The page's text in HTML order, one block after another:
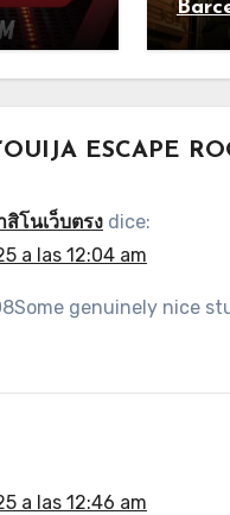
ESCAPE
โนเว็บตรง dice:
a las 12:04 am
genuinely nice
a las 12:46 am